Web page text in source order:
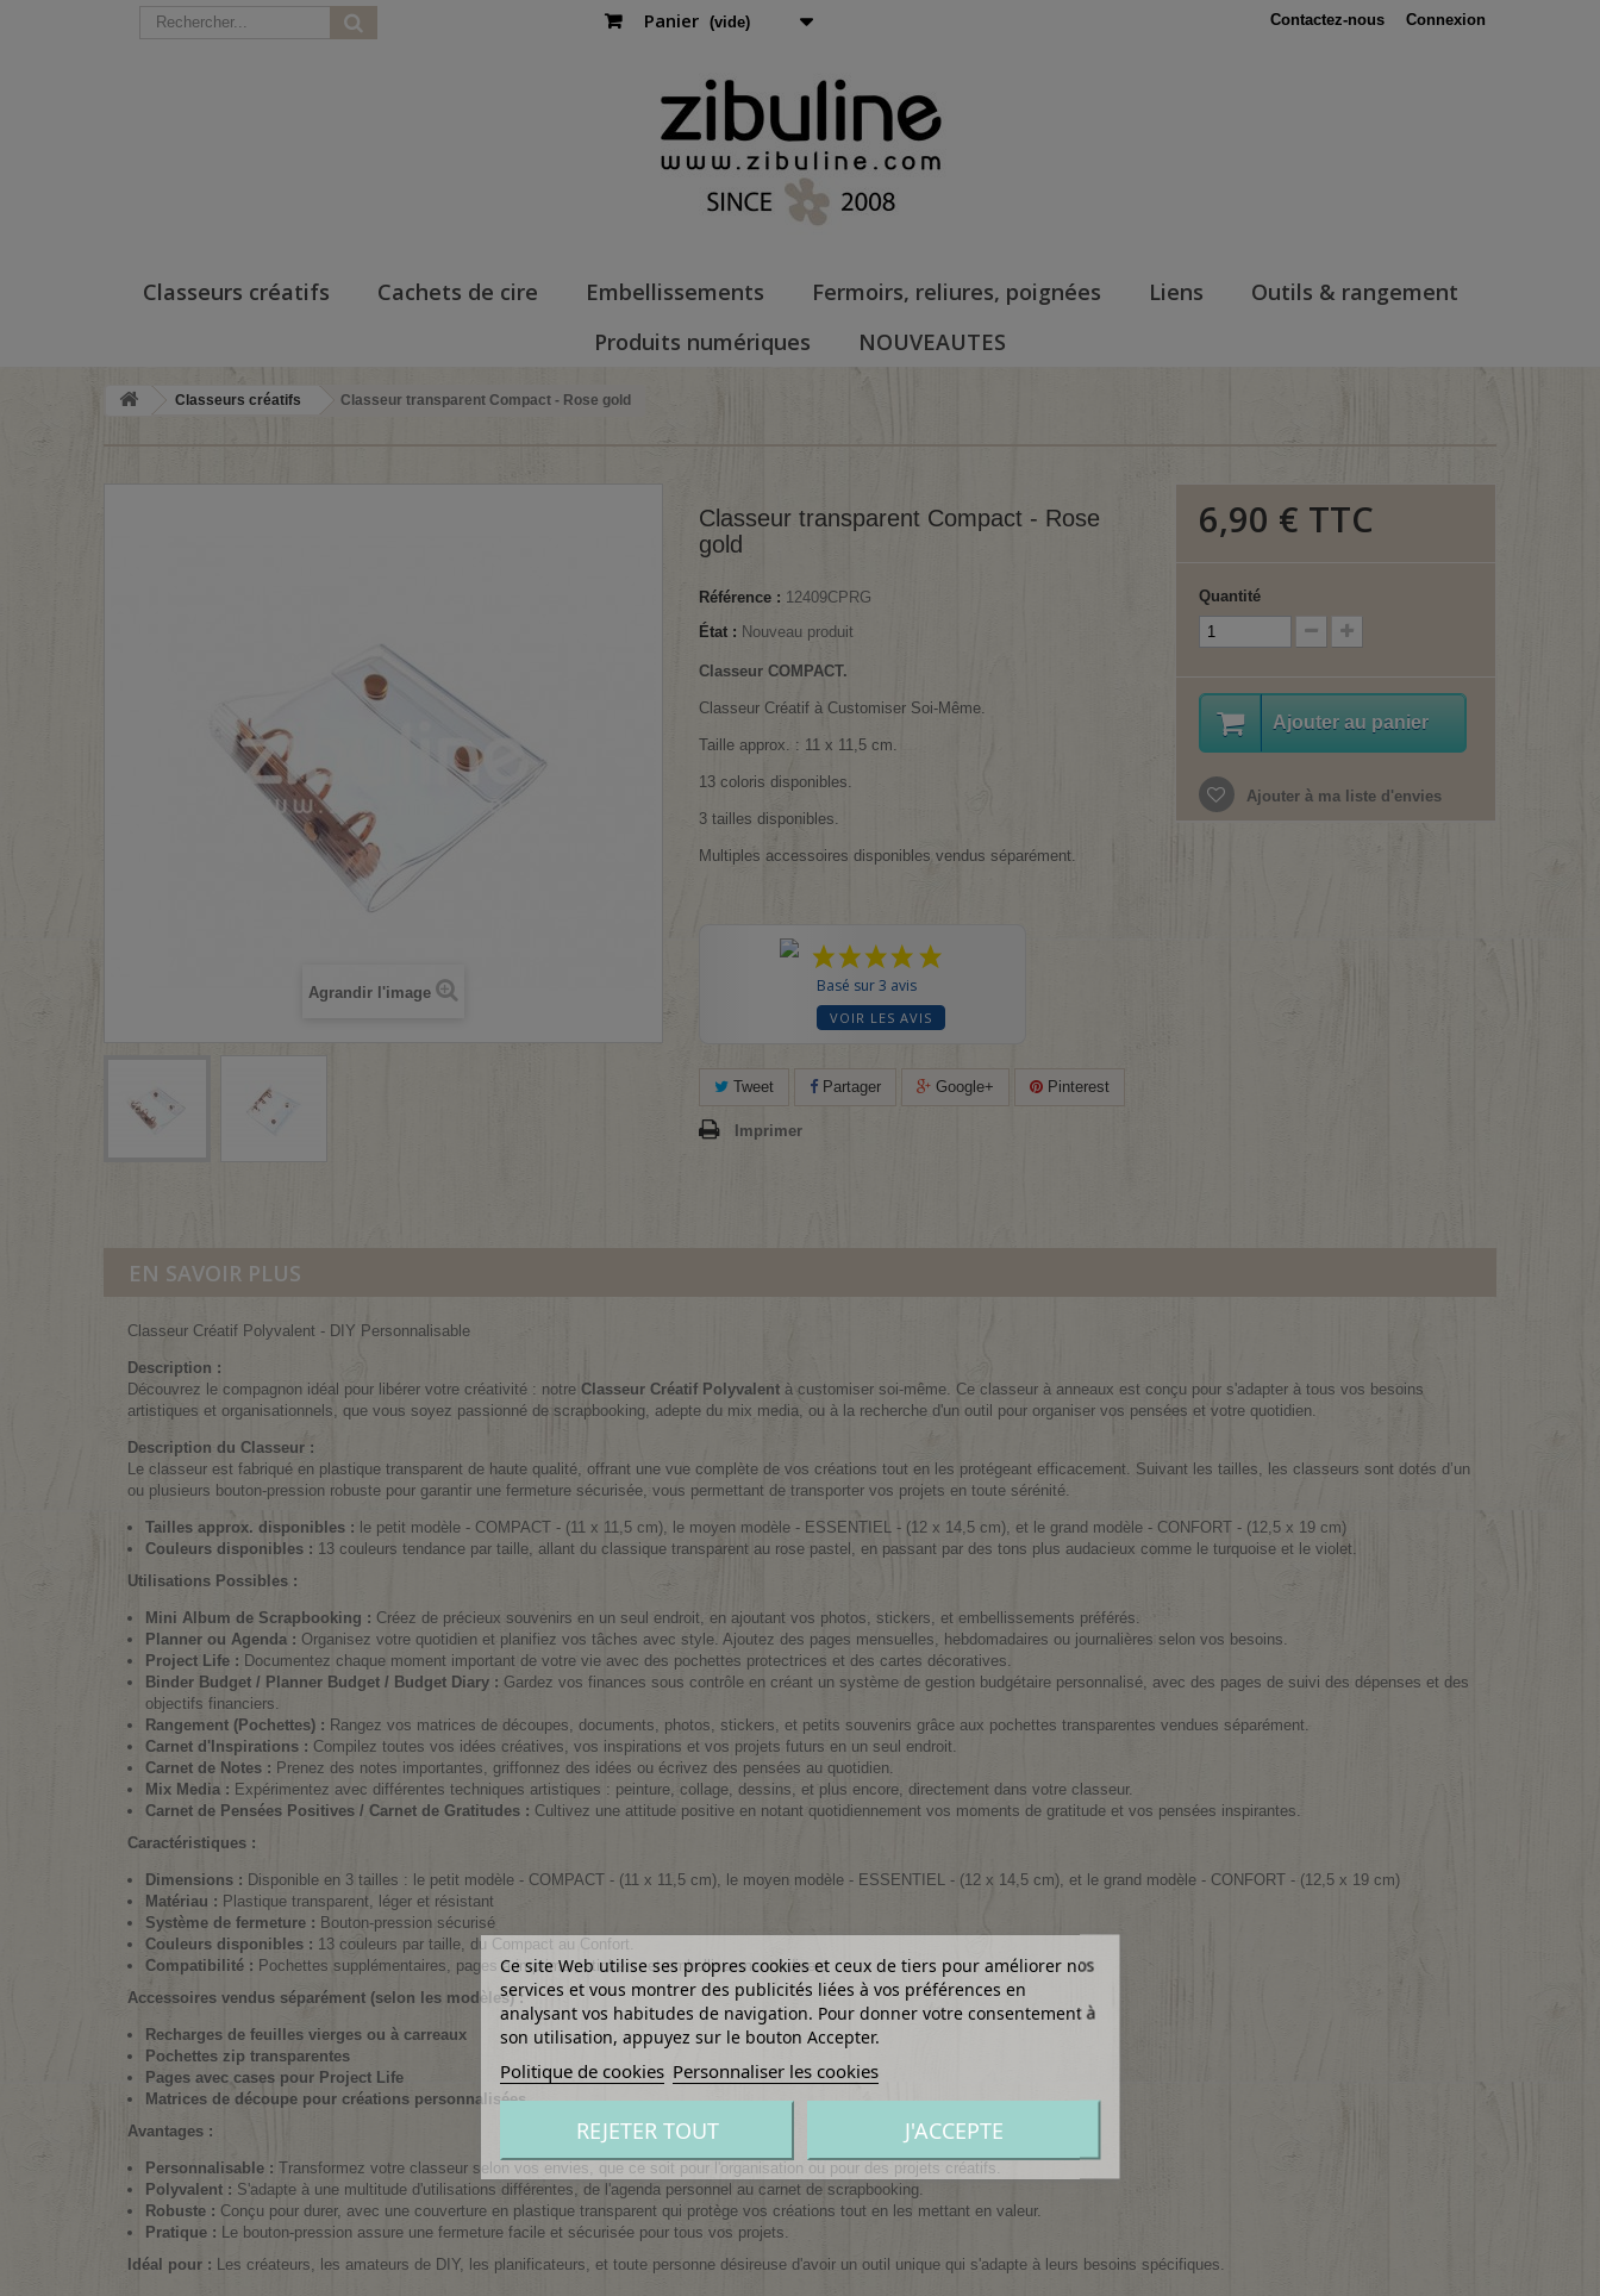
Connexion
Contactez-nous
Panier (vide)
Classeurs créatifs Cachets de cire Embellissements Fermoirs, reliures, poignées Liens
Outils & rangement
Produits numériques
NOUVEAUTES
Classeurs créatifs Classeur transparent Compact - Rose gold
Agrandir l'image
Classeur transparent Compact - Rose
gold
Référence : 12409CPRG
État : Nouveau produit
Classeur COMPACT.
Classeur Créatif à Customiser Soi-Même.
Taille approx. : 11 x 11,5 cm.
13 coloris disponibles.
3 tailles disponibles.
Multiples accessoires disponibles vendus séparément.
Basé sur 3 avis
VOIR LES AVIS
Tweet Partager Google+ Pinterest
Imprimer
6,90 € TTC
Quantité
Ajouter au panier
Ajouter à ma liste d'envies
EN SAVOIR PLUS
Classeur Créatif Polyvalent - DIY Personnalisable
Description :
Découvrez le compagnon idéal pour libérer votre créativité : notre Classeur Créatif Polyvalent à customiser soi-même. Ce classeur à anneaux est conçu pour s'adapter à tous vos besoins
artistiques et organisationnels, que vous soyez passionné de scrapbooking, adepte du mix media, ou à la recherche d'un outil pour organiser vos pensées et votre quotidien.
Description du Classeur :
Le classeur est fabriqué en plastique transparent de haute qualité, offrant une vue complète de vos créations tout en les protégeant efficacement. Suivant les tailles, les classeurs sont dotés d’un
ou plusieurs bouton-pression robuste pour garantir une fermeture sécurisée, vous permettant de transporter vos projets en toute sérénité.
Tailles approx. disponibles : le petit modèle - COMPACT - (11 x 11,5 cm), le moyen modèle - ESSENTIEL - (12 x 14,5 cm), et le grand modèle - CONFORT - (12,5 x 19 cm)
Couleurs disponibles : 13 couleurs tendance par taille, allant du classique transparent au rose pastel, en passant par des tons plus audacieux comme le turquoise et le violet.
Utilisations Possibles :
Mini Album de Scrapbooking : Créez de précieux souvenirs en un seul endroit, en ajoutant vos photos, stickers, et embellissements préférés.
Planner ou Agenda : Organisez votre quotidien et planifiez vos tâches avec style. Ajoutez des pages mensuelles, hebdomadaires ou journalières selon vos besoins.
Project Life : Documentez chaque moment important de votre vie avec des pochettes protectrices et des cartes décoratives.
Binder Budget / Planner Budget / Budget Diary : Gardez vos finances sous contrôle en créant un système de gestion budgétaire personnalisé, avec des pages de suivi des dépenses et des
objectifs financiers.
Rangement (Pochettes) : Rangez vos matrices de découpes, documents, photos, stickers, et petits souvenirs grâce aux pochettes transparentes vendues séparément.
Carnet d'Inspirations : Compilez toutes vos idées créatives, vos inspirations et vos projets futurs en un seul endroit.
Carnet de Notes : Prenez des notes importantes, griffonnez des idées ou écrivez des pensées au quotidien.
Mix Media : Expérimentez avec différentes techniques artistiques : peinture, collage, dessins, et plus encore, directement dans votre classeur.
Carnet de Pensées Positives / Carnet de Gratitudes : Cultivez une attitude positive en notant quotidiennement vos moments de gratitude et vos pensées inspirantes.
Caractéristiques :
Dimensions : Disponible en 3 tailles : le petit modèle - COMPACT - (11 x 11,5 cm), le moyen modèle - ESSENTIEL - (12 x 14,5 cm), et le grand modèle - CONFORT - (12,5 x 19 cm)
Matériau : Plastique transparent, léger et résistant
Système de fermeture : Bouton-pression sécurisé
Couleurs disponibles : 13 couleurs par taille, du Compact au Confort.
Compatibilité : Pochettes supplémentaires, pages à imprimer, stickers, et embellissements divers
Accessoires vendus séparément (selon les modèles) :
Recharges de feuilles vierges ou à carreaux
Pochettes zip transparentes
Pages avec cases pour Project Life
Matrices de découpe pour créations personnalisées
Avantages :
Personnalisable : Transformez votre classeur selon vos envies, que ce soit pour l'organisation ou pour des projets créatifs.
Polyvalent : S'adapte à une multitude d'utilisations différentes, de l'agenda personnel au carnet de scrapbooking.
Robuste : Conçu pour durer, avec une couverture en plastique transparent qui protège vos créations tout en les mettant en valeur.
Pratique : Le bouton-pression assure une fermeture facile et sécurisée pour tous vos projets.
Idéal pour : Les créateurs, les amateurs de DIY, les planificateurs, et toute personne désireuse d'avoir un outil unique qui s'adapte à leurs besoins spécifiques.
Ce site Web utilise ses propres cookies et ceux de tiers pour améliorer nos
services et vous montrer des publicités liées à vos préférences en
analysant vos habitudes de navigation. Pour donner votre consentement à
son utilisation, appuyez sur le bouton Accepter.
Politique de cookies Personnaliser les cookies
REJETER TOUT J'ACCEPTE